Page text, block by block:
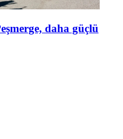
daha güçlü